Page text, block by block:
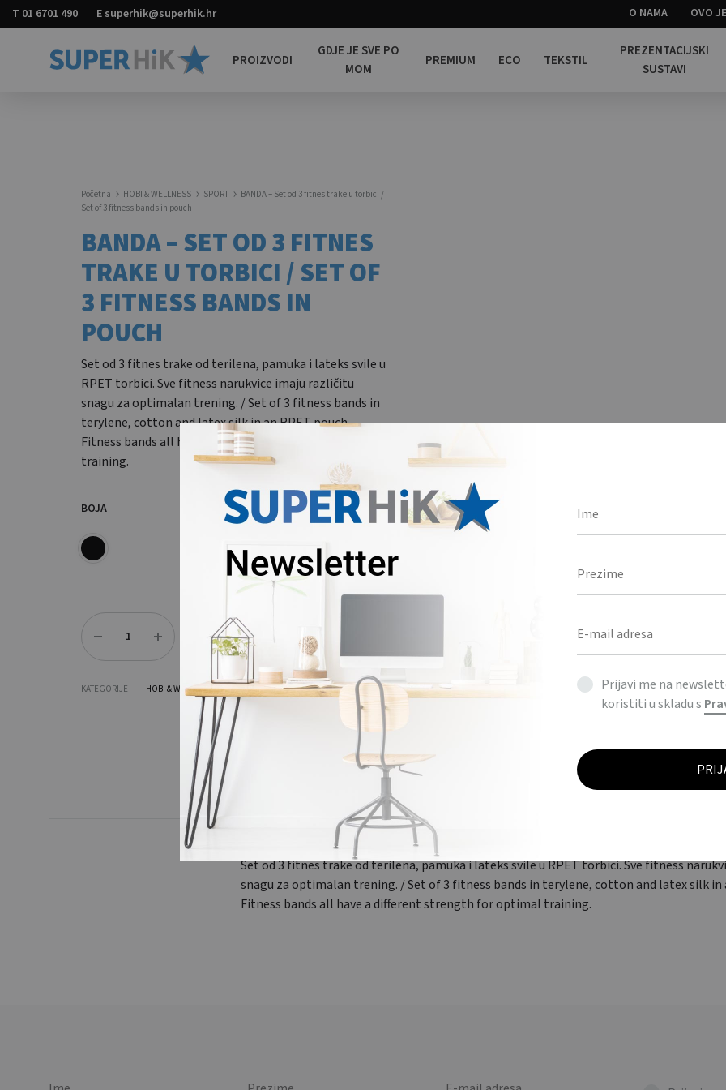
T 01 6701 490 E superhik@superhik.hr O NAMA OVO
PROIZVODI
GDJE JE SVE PO
MOM
PREMIUM ECO TEKSTIL
PREZENTACIJSKI
SUSTAVI
Početna HOBI & WELLNESS SPORT
BANDA – Set od 3 fitnes trake u torbici /
Set of 3 fitness bands in pouch
BANDA – SET OD 3 FITNES
TRAKE U TORBICI / SET OF
3 FITNESS BANDS IN
POUCH
Set od 3 fitnes trake od terilena, pamuka i lateks svile u
RPET torbici. Sve fitness narukvice imaju različitu
snagu za optimalan trening. / Set of 3 fitness bands in
terylene, cotton and latex silk in an RPET pouch.
Fitness bands all have a different strength for optimal
training.
BOJA
Količina
DODAJ U UPIT
KATEGORIJE HOBI & WELLNESS,SPORT
Set od 3 fitnes trake od terilena, pamuka i lateks svile u RPET torbici. Sve fitness
snagu za optimalan trening. / Set of 3 fitness bands in terylene, cotton and latex silk in
Fitness bands all have a different strength for optimal training.
Prijavi me na
koristiti u skladu s